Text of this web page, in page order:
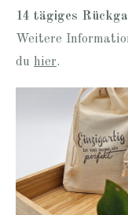
14 tägiges
Weitere
du hier.